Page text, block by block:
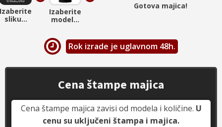
Izaberite
sliku...
Izaberite
model...
Gotova majica!
Rok izrade je uglavnom 48h.
Cena štampe majica
Cena štampe majica zavisi od modela i količine. U
cenu su uključeni štampa i majica.